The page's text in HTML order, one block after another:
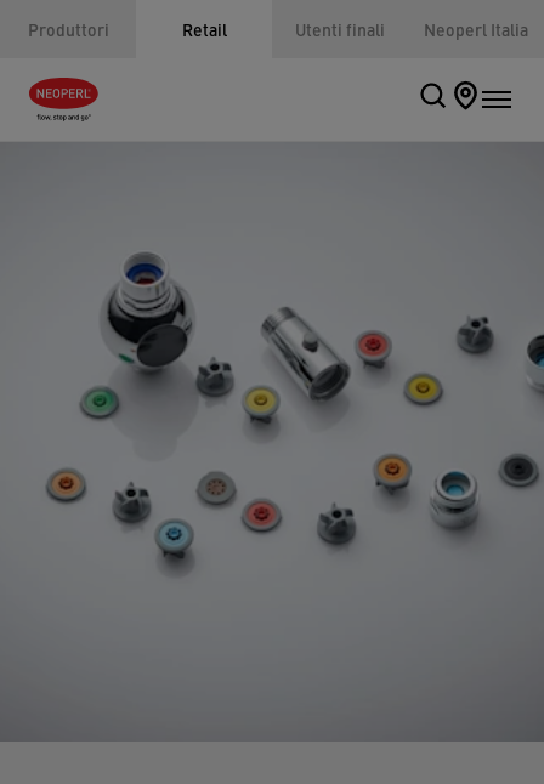
Produttori Retail Utenti finali Neoperl Italia